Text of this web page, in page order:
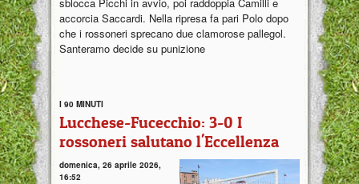
sblocca Picchi in avvio, poi raddoppia Camilli e
accorcia Saccardi. Nella ripresa fa pari Polo dopo
che i rossoneri sprecano due clamorose pallegol.
Santeramo decide su punizione
I 90 MINUTI
Lucchese-Fucecchio: 3-0 I
rossoneri salutano l'Eccellenza
domenica, 26 aprile 2026,
16:52